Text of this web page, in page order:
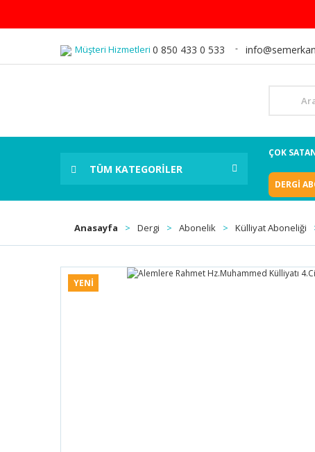
Müşteri Hizmetleri 0 850 433 0 533
TÜM KATEGORİLER
ÇOK
DERGİ
Anasayfa Dergi Abonelik Külliyat Aboneliği
YENİ